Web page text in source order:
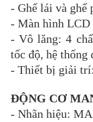
- Ghế lái và ghế
- Màn hình LCD
- Vô lăng: 4
tốc độ, hệ thống
- Thiết bị giải
ĐỘNG CƠ
- Nhãn hiệu: